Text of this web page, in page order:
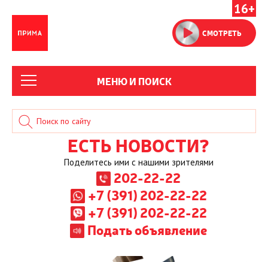
16+
СМОТРЕТЬ
МЕНЮ И ПОИСК
ЕСТЬ НОВОСТИ?
Поделитесь ими с нашими зрителями
202-22-22
+7 (391) 202-22-22
+7 (391) 202-22-22
Подать объявление